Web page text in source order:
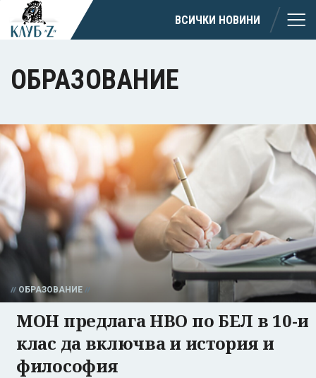
ВСИЧКИ НОВИНИ
ОБРАЗОВАНИЕ
ОБРАЗОВАНИЕ
МОН предлага НВО по БЕЛ в 10-и
клас да включва и история и
философия